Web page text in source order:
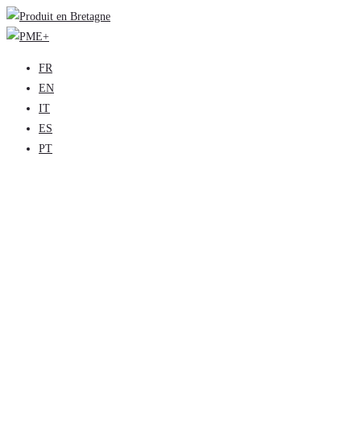
FR
EN
IT
ES
PT